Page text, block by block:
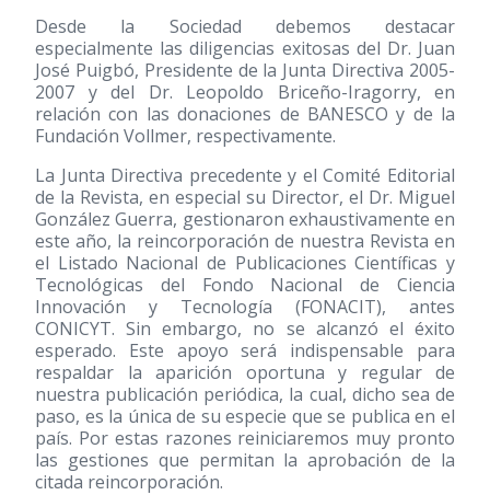
Desde la Sociedad debemos destacar
especialmente las diligencias exitosas del Dr. Juan
José Puigbó, Presidente de la Junta Directiva 2005-
2007 y del Dr. Leopoldo Briceño-Iragorry, en
relación con las donaciones de BANESCO y de la
Fundación Vollmer, respectivamente.
La Junta Directiva precedente y el Comité Editorial
de la Revista, en especial su Director, el Dr. Miguel
González Guerra, gestionaron exhaustivamente en
este año, la reincorporación de nuestra Revista en
el Listado Nacional de Publicaciones Científicas y
Tecnológicas del Fondo Nacional de Ciencia
Innovación y Tecnología (FONACIT), antes
CONICYT. Sin embargo, no se alcanzó el éxito
esperado. Este apoyo será indispensable para
respaldar la aparición oportuna y regular de
nuestra publicación periódica, la cual, dicho sea de
paso, es la única de su especie que se publica en el
país. Por estas razones reiniciaremos muy pronto
las gestiones que permitan la aprobación de la
citada reincorporación.